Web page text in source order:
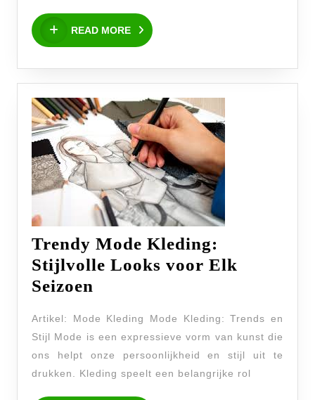
van
Dit
Seizoen
READ MORE
READ
MORE
Trendy Mode Kleding:
Stijlvolle Looks voor Elk
Seizoen
Kleding:
Stijlvolle
Looks
Artikel: Mode Kleding Mode Kleding: Trends en
Stijl Mode is een expressieve vorm van kunst die
ons helpt onze persoonlijkheid en stijl uit te
drukken. Kleding speelt een belangrijke rol